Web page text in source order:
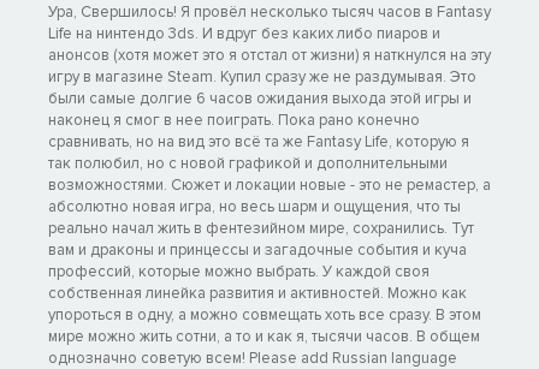
Ура, Свершилось! Я провёл несколько тысяч часов в Fantasy
Life на нинтендо 3ds. И вдруг без каких либо пиаров и
анонсов (хотя может это я отстал от жизни) я наткнулся на эту
игру в магазине Steam. Купил сразу же не раздумывая. Это
были самые долгие 6 часов ожидания выхода этой игры и
наконец я смог в нее поиграть. Пока рано конечно
сравнивать, но на вид это всё та же Fantasy Life, которую я
так полюбил, но с новой графикой и дополнительными
возможностями. Сюжет и локации новые - это не ремастер, а
абсолютно новая игра, но весь шарм и ощущения, что ты
реально начал жить в фентезийном мире, сохранились. Тут
вам и драконы и принцессы и загадочные события и куча
профессий, которые можно выбрать. У каждой своя
собственная линейка развития и активностей. Можно как
упороться в одну, а можно совмещать хоть все сразу. В этом
мире можно жить сотни, а то и как я, тысячи часов. В общем
однозначно советую всем! Please add Russian language